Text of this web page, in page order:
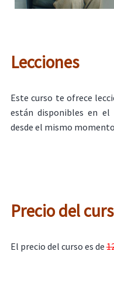
Lecciones
Este curso te ofrece
están disponibles en
desde el mismo
Precio del
El precio del curso es de